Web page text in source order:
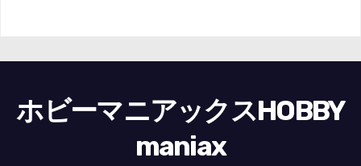
ホビーマニアックスHOBBY
maniax